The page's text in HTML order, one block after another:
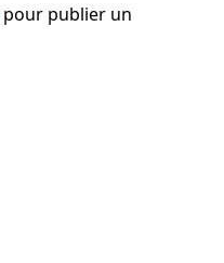
pour publier un